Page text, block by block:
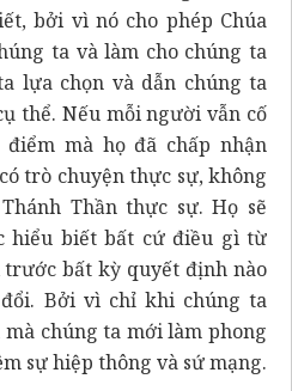
bởi vì nó cho phép Chúa
ta và làm cho chúng ta
lựa chọn và dẫn chúng ta
thể. Nếu mỗi người vẫn cố
mà họ đã chấp nhận
trò chuyện thực sự, không
Thần thực sự. Họ sẽ
hiểu biết bất cứ điều gì từ
trước bất kỳ quyết định nào
Bởi vì chỉ khi chúng ta
chúng ta mới làm phong
sự hiệp thông và sứ mạng.